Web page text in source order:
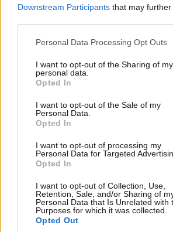
Downstream Participants that may
Please note that this website/app uses
not limited to your visit or usage
grant or deny consent to Google and its
use your data for below specified
consent section.
Personal Data Processing Opt Outs
I want to opt-out of the Sharing of my
personal data.
Opted In
I want to opt-out of the Sale of my
Personal Data.
Opted In
I want to opt-out of processing my
Personal Data for Targeted
Opted In
I want to opt-out of Collection, Use,
Retention, Sale, and/or Sharing of
Personal Data that Is Unrelated with
Purposes for which it was collected.
Opted Out